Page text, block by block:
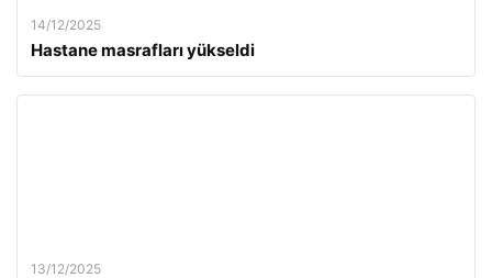
14/12/2025
Hastane masrafları yükseldi
13/12/2025